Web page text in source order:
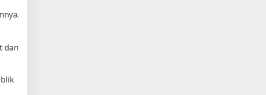
dan